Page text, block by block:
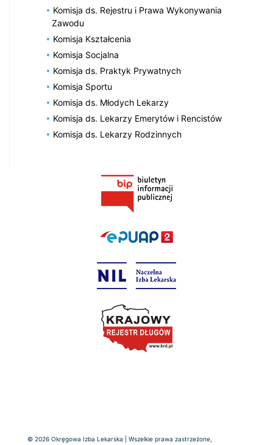
Komisja ds. Rejestru i Prawa Wykonywania
Zawodu
Komisja Kształcenia
Komisja Socjalna
Komisja ds. Praktyk Prywatnych
Komisja Sportu
Komisja ds. Młodych Lekarzy
Komisja ds. Lekarzy Emerytów i Rencistów
Komisja ds. Lekarzy Rodzinnych
© 2026 Okręgowa Izba Lekarska | Wszelkie prawa zastrzeżone,